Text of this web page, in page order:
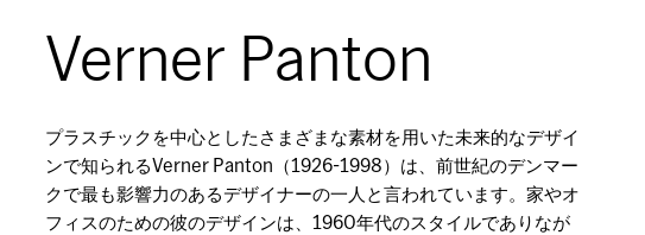
Verner Panton
プラスチックを中心としたさまざまな素材を用いた未来的なデザイ
ンで知られるVerner Panton（1926-1998）は、前世紀のデンマー
クで最も影響力のあるデザイナーの一人と言われています。家やオ
フィスのための彼のデザインは、1960年代のスタイルでありなが